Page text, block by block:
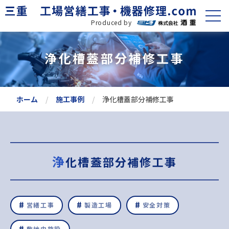
Produced by
浄化槽蓋部分補修工事
ホーム 施工事例 浄化槽蓋部分補修工事
浄化槽蓋部分補修工事
営繕工事 製造工場 安全対策